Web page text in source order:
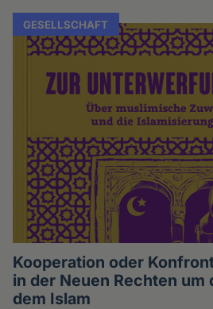
GESELLSCHAFT
Kooperation oder
in der Neuen Rechten um
dem Islam